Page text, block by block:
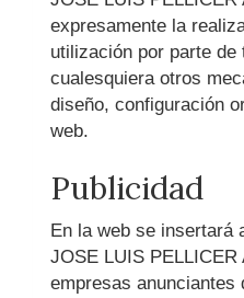
expresamente la
utilización por parte de
cualesquiera otros
diseño, configuración
web.
Publicidad
En la web se insertará
JOSE LUIS PELLICER
empresas anunciantes